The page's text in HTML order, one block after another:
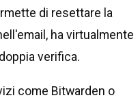
di resettare la
ha virtualmente
verifica.
come Bitwarden o